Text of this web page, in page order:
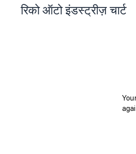
रिको ऑटो इंडस्ट्रीज़ चार्ट